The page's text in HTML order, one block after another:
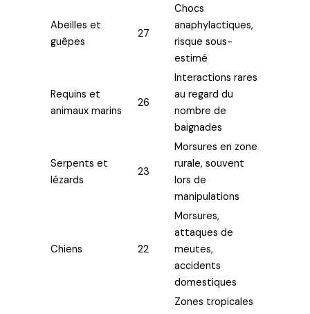
Abeilles et
guêpes
27
Chocs
anaphylactiques,
risque sous-
estimé
Requins et
animaux marins
26
Interactions rares
au regard du
nombre de
baignades
Serpents et
lézards
23
Morsures en zone
rurale, souvent
lors de
manipulations
Chiens 22
Morsures,
attaques de
meutes,
accidents
domestiques
Zones tropicales